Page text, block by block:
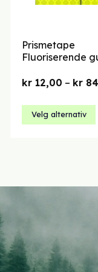
Prismetape
Fluoriserende
kr 12,00 – kr
Velg alternativ
velges
på
produktsiden